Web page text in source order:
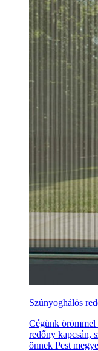
Szúnyoghálós
Cégünk örömmel
redőny kapcsán,
önnek Pest